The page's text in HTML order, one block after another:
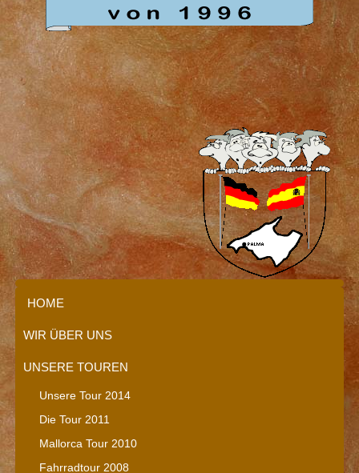
HOME
WIR ÜBER UNS
UNSERE TOUREN
Unsere Tour 2014
Die Tour 2011
Mallorca Tour 2010
Fahrradtour 2008